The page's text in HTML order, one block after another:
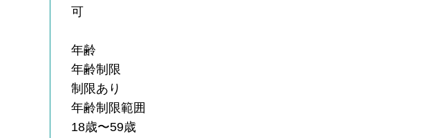
可
年齢
年齢制限
制限あり
年齢制限範囲
18歳〜59歳